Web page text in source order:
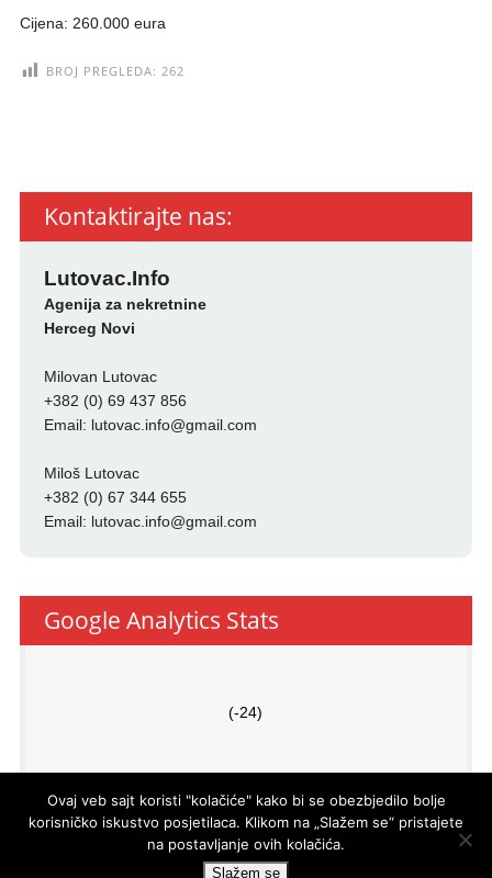
Cijena: 260.000 eura
BROJ PREGLEDA: 262
Kontaktirajte nas:
Lutovac.Info
Agenija za nekretnine
Herceg Novi
Milovan Lutovac
+382 (0) 69 437 856
Email: lutovac.info@gmail.com
Miloš Lutovac
+382 (0) 67 344 655
Email: lutovac.info@gmail.com
Google Analytics Stats
(-24)
- DEVELOPED BYPRO
Ovaj veb sajt koristi "kolačiće" kako bi se obezbjedilo bolje
korisničko iskustvo posjetilaca. Klikom na „Slažem se“ pristajete
na postavljanje ovih kolačića.
Slažem se